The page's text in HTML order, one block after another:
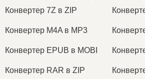
Конвертер 7Z в ZIP
Конвертер M4A в MP3
Конвертер EPUB в MOBI
Конвертер RAR в ZIP